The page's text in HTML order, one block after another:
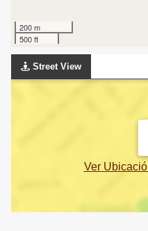
200 m
500 ft
Street View
Ver